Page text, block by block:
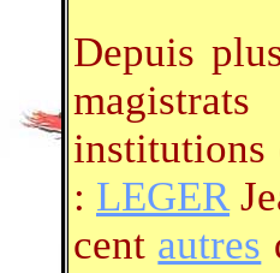
Depuis
institutions
: LEGER
cent autres